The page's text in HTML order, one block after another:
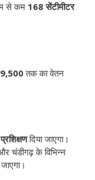
से कम 168 सेंटीमीटर
तक का वेतन
दिया जाएगा।
चंडीगढ़ के विभिन्न